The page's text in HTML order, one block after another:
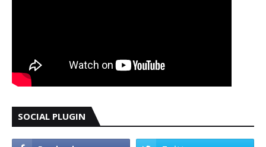
SOCIAL PLUGIN